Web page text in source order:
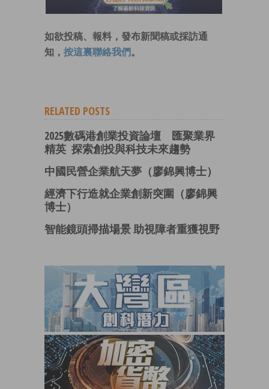
如欲投稿、報料，發布新聞稿或採訪通
知， 按這裏聯絡我們 。
RELATED POSTS
2025數碼港創業投資論壇 匯聚業界
精英 探索創投與科技未來趨勢
中國民營企業航天夢（廖錦興博士）
經濟下行造就企業創新突圍（廖錦興
博士）
智能鏡頭掃描場景 助視障者重獲視野